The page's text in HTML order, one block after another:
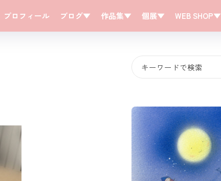
プロフィール ブログ▼ 作品集▼ 個展▼ WEB SHOP▼